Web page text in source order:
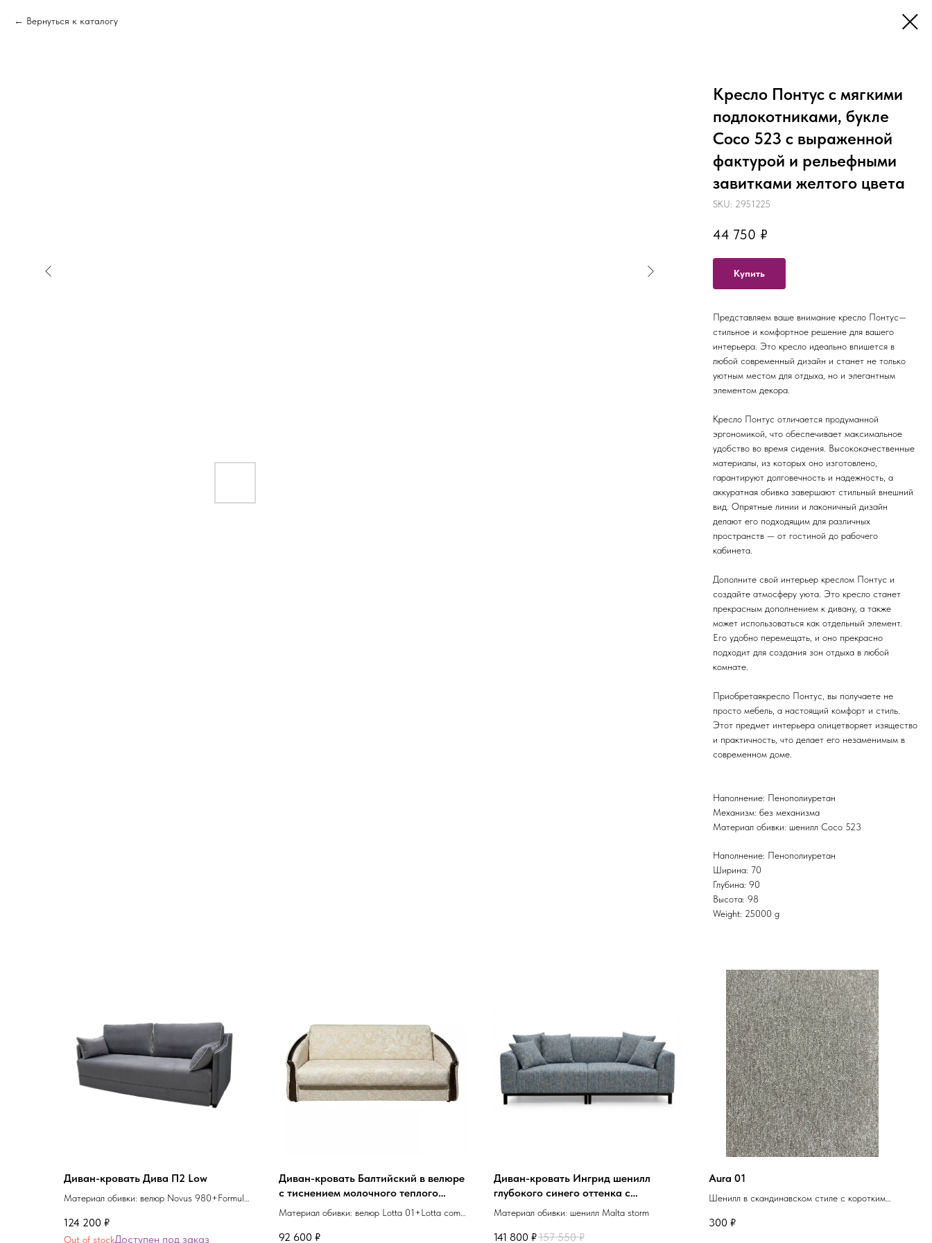
Вернуться к каталогу
Кресло Понтус с мягкими
подлокотниками, букле
Сoco 523 с выраженной
фактурой и рельефными
завитками желтого цвета
SKU: 2951225
44 750 ₽
Купить
Представляем ваше внимание кресло Понтус—
стильное и комфортное решение для вашего
интерьера. Это кресло идеально впишется в
любой современный дизайн и станет не только
уютным местом для отдыха, но и элегантным
элементом декора.
Кресло Понтус отличается продуманной
эргономикой, что обеспечивает максимальное
удобство во время сидения. Высококачественные
материалы, из которых оно изготовлено,
гарантируют долговечность и надежность, а
аккуратная обивка завершают стильный внешний
вид. Опрятные линии и лаконичный дизайн
делают его подходящим для различных
пространств — от гостиной до рабочего
кабинета.
Дополните свой интерьер креслом Понтус и
создайте атмосферу уюта. Это кресло станет
прекрасным дополнением к дивану, а также
может использоваться как отдельный элемент.
Его удобно перемещать, и оно прекрасно
подходит для создания зон отдыха в любой
комнате.
Приобретаякресло Понтус, вы получаете не
просто мебель, а настоящий комфорт и стиль.
Этот предмет интерьера олицетворяет изящество
и практичность, что делает его незаменимым в
современном доме.
Наполнение: Пенополиуретан
Механизм: без механизма
Материал обивки: шенилл Coco 523
Наполнение: Пенополиуретан
Ширина: 70
Глубина: 90
Высота: 98
Weight: 25000 g
Диван-кровать Дива П2 Low
Материал обивки: велюр Novus 980+Formula
124 200 ₽
Out of stock
Диван-кровать Балтийский в велюре
с тиснением молочного теплого
оттенка велюр Lotta 01+Lotta com 01
Материал обивки: велюр Lotta 01+Lotta com
92 600 ₽
Диван-кровать Ингрид шенилл
глубокого синего оттенка с
меланжевыми переливами Malta
Storm
Материал обивки: шенилл Malta storm
141 800 ₽157 550 ₽
Aura 01
Шенилл в скандинавском стиле с коротким
300 ₽